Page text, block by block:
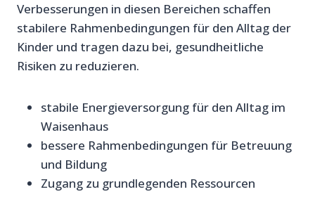
Verbesserungen in diesen Bereichen schaffen
stabilere Rahmenbedingungen für den Alltag der
Kinder und tragen dazu bei, gesundheitliche
Risiken zu reduzieren.
stabile Energieversorgung für den Alltag im
Waisenhaus
bessere Rahmenbedingungen für Betreuung
und Bildung
Zugang zu grundlegenden Ressourcen